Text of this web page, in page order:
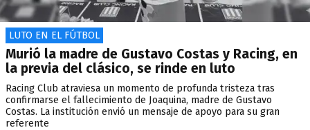
LUTO EN EL FÚTBOL
Murió la madre de Gustavo Costas y Racing, en
la previa del clásico, se rinde en luto
Racing Club atraviesa un momento de profunda tristeza tras
confirmarse el fallecimiento de Joaquina, madre de Gustavo
Costas. La institución envió un mensaje de apoyo para su gran
referente